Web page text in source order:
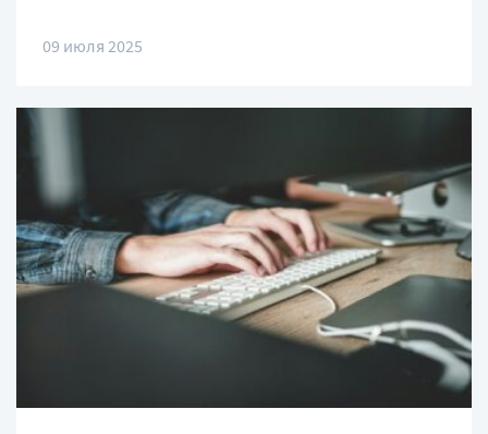
09 июля 2025